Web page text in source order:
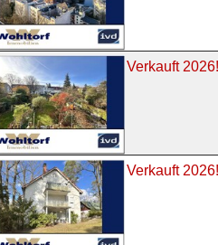
Verkauft 2026!
Verkauft 2026!